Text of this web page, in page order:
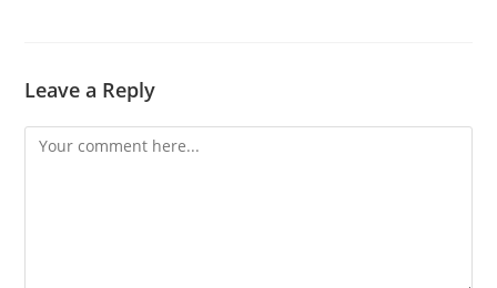
Leave a Reply
Comment